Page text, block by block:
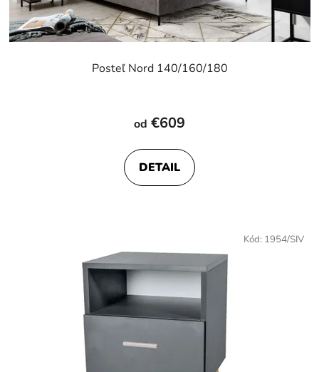
Posteľ Nord 140/160/180
od €609
DETAIL
Kód: 1954/SIV